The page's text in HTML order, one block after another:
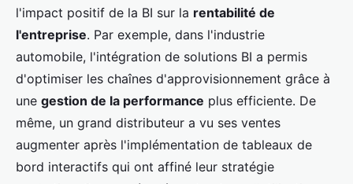
l'impact positif de la BI sur la rentabilité de
l'entreprise. Par exemple, dans l'industrie
automobile, l'intégration de solutions BI a permis
d'optimiser les chaînes d'approvisionnement grâce à
une gestion de la performance plus efficiente. De
même, un grand distributeur a vu ses ventes
augmenter après l'implémentation de tableaux de
bord interactifs qui ont affiné leur stratégie